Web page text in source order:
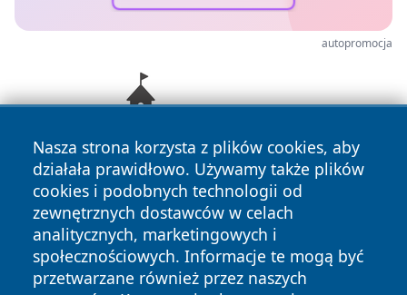
autopromocja
Nasza strona korzysta z plików cookies, aby
działała prawidłowo. Używamy także plików
cookies i podobnych technologii od
zewnętrznych dostawców w celach
analitycznych, marketingowych i
społecznościowych. Informacje te mogą być
przetwarzane również przez naszych